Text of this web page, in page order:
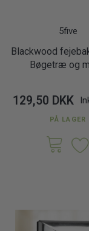
5five
Blackwood
Bøgetræ og
129,50 DKK
PÅ LAGER